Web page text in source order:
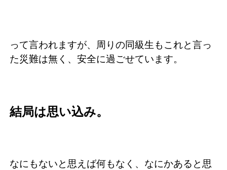
って言われますが、周りの同級生もこれと言っ
た災難は無く、安全に過ごせています。
結局は思い込み。
なにもないと思えば何もなく、なにかあると思